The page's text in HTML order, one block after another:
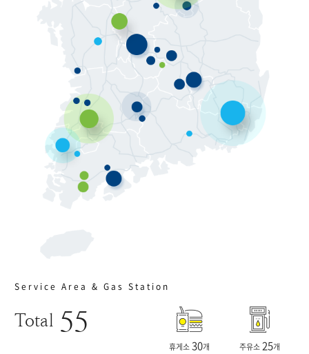
Service Area & Gas Station
Total 55
휴게소30개 주유소25개